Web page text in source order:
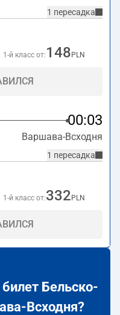
1 пересадка
1-й класс от: 148 PLN
00:03
Варшава-Всходня
1 пересадка
1-й класс от:332 PLN
Бельско-
Всходня?